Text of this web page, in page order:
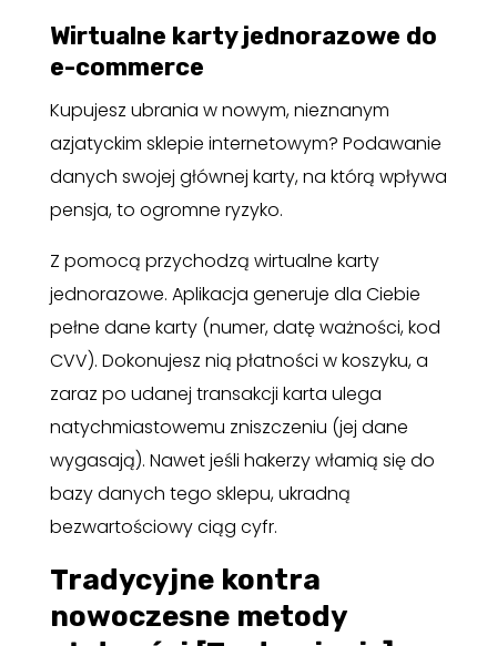
Wirtualne karty jednorazowe do
e-commerce
Kupujesz ubrania w nowym, nieznanym
azjatyckim sklepie internetowym? Podawanie
danych swojej głównej karty, na którą wpływa
pensja, to ogromne ryzyko.
Z pomocą przychodzą wirtualne karty
jednorazowe. Aplikacja generuje dla Ciebie
pełne dane karty (numer, datę ważności, kod
CVV). Dokonujesz nią płatności w koszyku, a
zaraz po udanej transakcji karta ulega
natychmiastowemu zniszczeniu (jej dane
wygasają). Nawet jeśli hakerzy włamią się do
bazy danych tego sklepu, ukradną
bezwartościowy ciąg cyfr.
Tradycyjne kontra
nowoczesne metody